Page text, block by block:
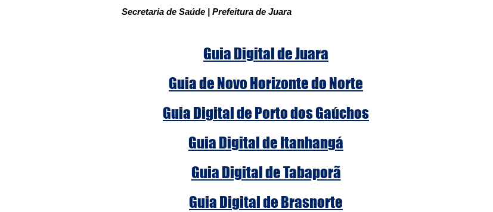
Secretaria de Saúde | Prefeitura de Juara
Guia Digital de Juara
Guia de Novo Horizonte do Norte
Guia Digital de Porto dos Gaúchos
Guia Digital de Itanhangá
Guia Digital de Tabaporã
Guia Digital de Brasnorte